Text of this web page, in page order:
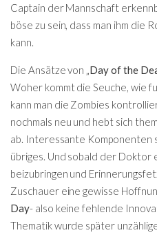
Captain der Mannschaft
böse zu sein, dass man ihm die
kann.
Die Ansätze von „ Day of the
Woher kommt die Seuche, wie
kann man die Zombies
nochmals neu und hebt sich
ab. Interessante Komponenten
übriges. Und sobald der Doktor
beizubringen und
Zuschauer eine gewisse
Day- also keine fehlende
Thematik wurde später